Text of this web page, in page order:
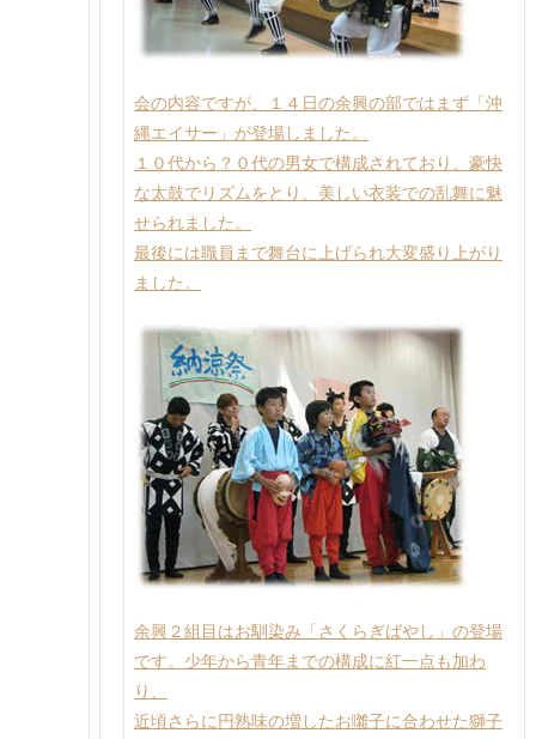
会の内容ですが、１４日の余興の部ではまず「沖
縄エイサー」が登場しました。
１０代から？０代の男女で構成されており、豪快
な太鼓でリズムをとり、美しい衣装での乱舞に魅
せられました。
最後には職員まで舞台に上げられ大変盛り上がり
ました。
余興２組目はお馴染み「さくらぎばやし」の登場
です。少年から青年までの構成に紅一点も加わ
り、
近頃さらに円熟味の増したお囃子に合わせた獅子